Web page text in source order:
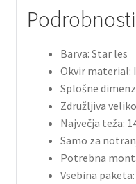
Podrobnosti
Barva: Star les
Okvir material:
Splošne
Združljiva
Največja teža:
Samo za
Potrebna
Vsebina paketa: